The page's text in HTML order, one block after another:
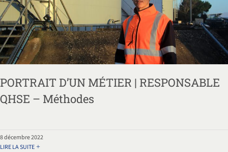
PORTRAIT D’UN MÉTIER | RESPONSABLE
QHSE – Méthodes
8 décembre 2022
LIRE LA SUITE